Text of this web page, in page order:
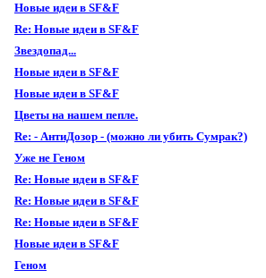
Hовые идеи в SF&F
Re: Новые идеи в SF&F
Звездопад...
Hовые идеи в SF&F
Hовые идеи в SF&F
Цветы на нашем пепле.
Re: - АнтиДозор - (можно ли убить Сумрак?)
Уже не Геном
Re: Новые идеи в SF&F
Re: Новые идеи в SF&F
Re: Новые идеи в SF&F
Hовые идеи в SF&F
Геном